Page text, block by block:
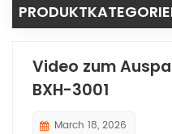
Video zum
BXH-3001
March 18, 2026